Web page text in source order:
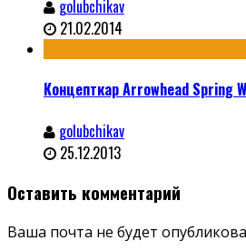
golubchikav
21.02.2014
Концепткар Arrowhead Spring
golubchikav
25.12.2013
Оставить комментарий
Ваша почта не будет